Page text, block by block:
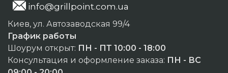
info@grillpoint.com.ua
Киев, ул. Автозаводская 99/4
График работы
Шоурум открыт: ПН - ПТ 10:00 - 18:00
Консультация и оформление заказа: ПН - ВС